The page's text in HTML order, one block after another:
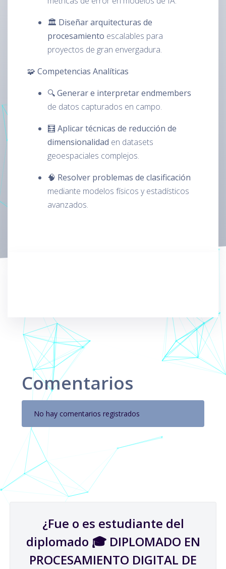
🏛️ Diseñar arquitecturas de
procesamiento escalables para
proyectos de gran envergadura.
🧩 Competencias Analíticas
🔍Generar e interpretar endmembers
de datos capturados en campo.
🧮 Aplicar técnicas de reducción de
dimensionalidad en datasets
geoespaciales complejos.
🧠 Resolver problemas de clasificación
mediante modelos físicos y estadísticos
avanzados.
Comentarios
No hay comentarios registrados
¿Fue o es estudiante del
diplomado 🎓 DIPLOMADO EN
PROCESAMIENTO DIGITAL DE